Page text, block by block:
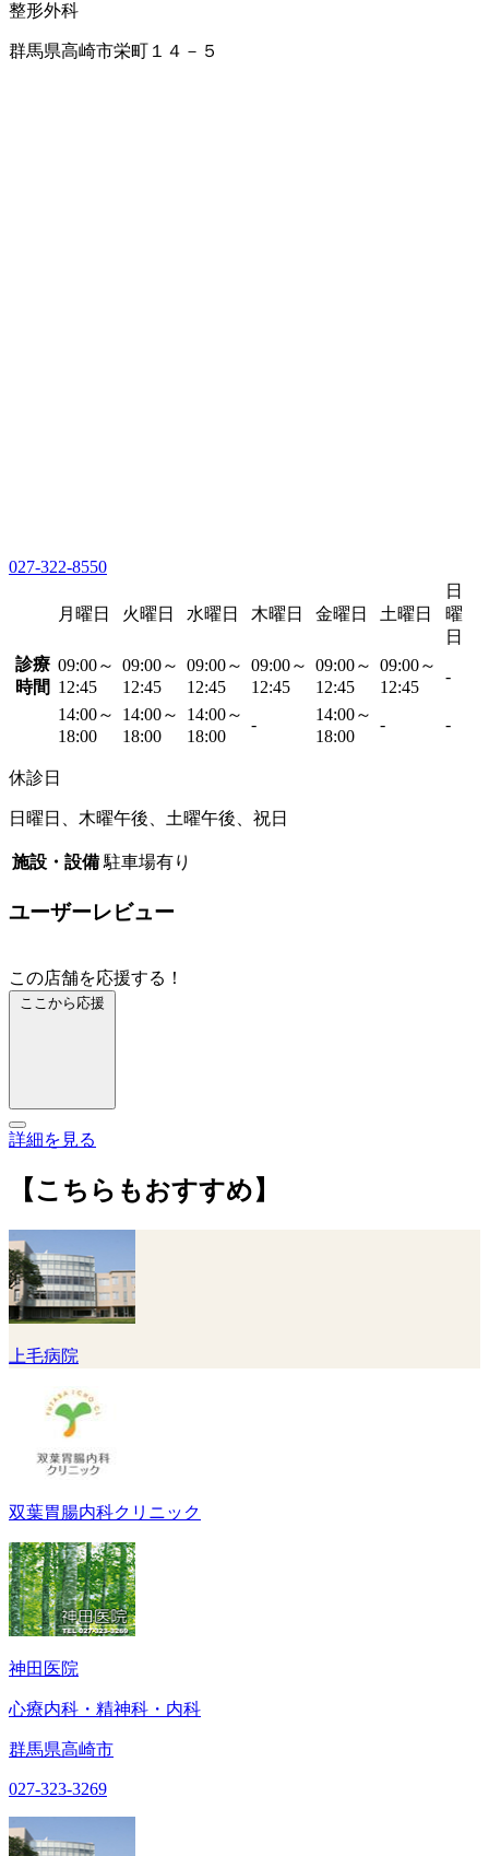
整形外科
群馬県高崎市栄町１４－５
027-322-8550
月曜日 火曜日 水曜日 木曜日 金曜日 土曜日
日
曜
日
診療
時間
09:00～
12:45
09:00～
12:45
09:00～
12:45
09:00～
12:45
09:00～
12:45
09:00～
12:45
-
14:00～
18:00
14:00～
18:00
14:00～
18:00
-
14:00～
18:00
- -
休診日
日曜日、木曜午後、土曜午後、祝日
施設・設備 駐車場有り
ユーザーレビュー
この店舗を応援する！
ここから応援
詳細を見る
【こちらもおすすめ】
上毛病院
双葉胃腸内科クリニック
神田医院
心療内科・精神科・内科
群馬県高崎市
027-323-3269